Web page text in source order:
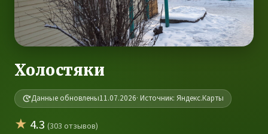
Холостяки
Данные обновлены11.07.2026· Источник: Яндекс.Карты
★ 4.3 (303 отзывов)